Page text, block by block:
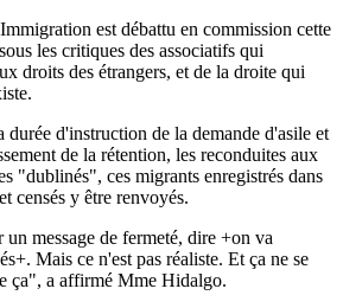
est débattu en commission cette
les critiques des associatifs qui
droits des étrangers, et de la droite qui
durée d'instruction de la demande d'asile et
de la rétention, les reconduites aux
"dublinés", ces migrants enregistrés dans
censés y être renvoyés.
message de fermeté, dire +on va
Mais ce n'est pas réaliste. Et ça ne se
ça", a affirmé Mme Hidalgo.